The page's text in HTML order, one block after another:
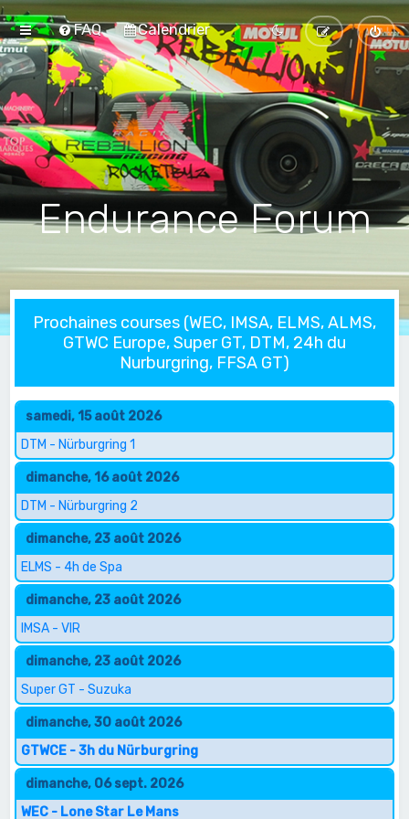
FAQ Calendrier
Endurance Forum
Prochaines courses (WEC, IMSA, ELMS, ALMS,
GTWC Europe, Super GT, DTM, 24h du
Nurburgring, FFSA GT)
samedi, 15 août 2026
DTM - Nürburgring 1
dimanche, 16 août 2026
DTM - Nürburgring 2
dimanche, 23 août 2026
ELMS - 4h de Spa
dimanche, 23 août 2026
IMSA - VIR
dimanche, 23 août 2026
Super GT - Suzuka
dimanche, 30 août 2026
GTWCE - 3h du Nürburgring
dimanche, 06 sept. 2026
WEC - Lone Star Le Mans